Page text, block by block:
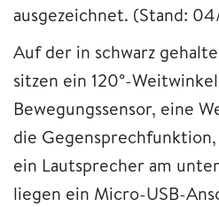
ausgezeichnet. (Stand:
Auf der in schwarz
sitzen ein 120°-
Bewegungssensor, eine
die
ein Lautsprecher am
liegen ein Micro-USB-